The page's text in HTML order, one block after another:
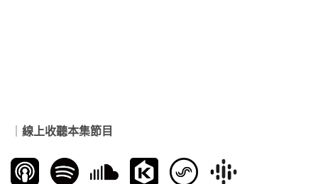
線上收聽本集節目